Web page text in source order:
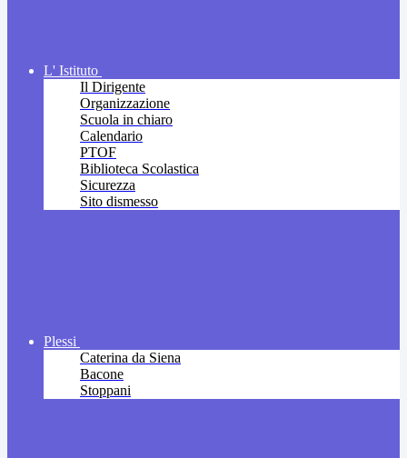
L' Istituto
Il Dirigente
Organizzazione
Scuola in chiaro
Calendario
PTOF
Biblioteca Scolastica
Sicurezza
Sito dismesso
Plessi
Caterina da Siena
Bacone
Stoppani